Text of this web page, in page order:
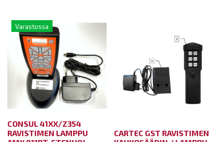
Viimeisin IAM‑suuntausohjelma
Euroopan ajoneuvotietokannan
uusin versio
Tarvittaessa
sarjaporttiliitännäisen donglen
vaihto USB‑dongleen
Sarjanumero säilyy samana
pitää ilmoittaa tilatessa
Varastossa
CONSUL 41XX/Z354
RAVISTIMEN LAMPPU
CARTEC GST RAVISTIMEN